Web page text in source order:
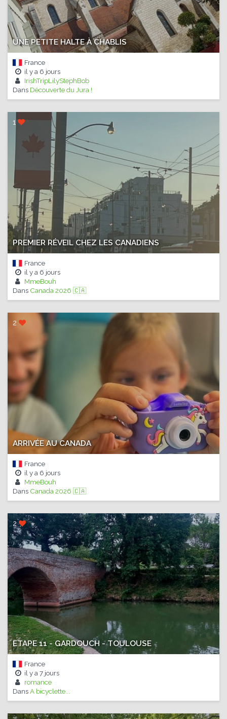
UNE PETITE HALTE À CHABLIS
France
il y a 6 jours
IrishTripLilyStephBob
Dans Découverte du Jura !
1
PREMIER RÉVEIL CHEZ LES CANADIENS
France
il y a 6 jours
MmeBouh
Dans Canada 2026 🇨🇦
2
ARRIVÉE AU CANADA
France
il y a 6 jours
MmeBouh
Dans Canada 2026 🇨🇦
2
ETAPE 11 - GARDOUCH - TOULOUSE
France
il y a7 jours
romance
DansA bicyclette...